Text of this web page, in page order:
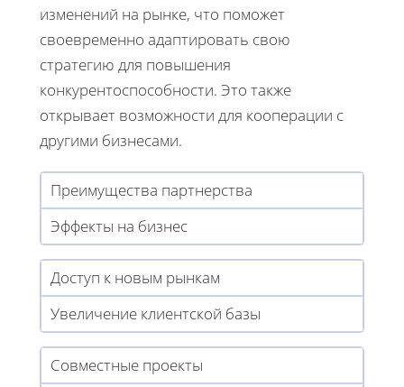
изменений на рынке, что поможет
своевременно адаптировать свою
стратегию для повышения
конкурентоспособности. Это также
открывает возможности для кооперации с
другими бизнесами.
Преимущества партнерства
Эффекты на бизнес
Доступ к новым рынкам
Увеличение клиентской базы
Совместные проекты